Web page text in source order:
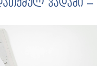
ვადაში –